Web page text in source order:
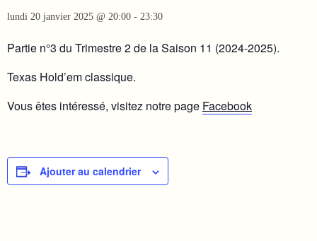
lundi 20 janvier 2025 @ 20:00 - 23:30
Partie n°3 du Trimestre 2 de la Saison 11 (2024-2025).
Texas Hold’em classique.
Vous êtes intéressé, visitez notre page Facebook
Ajouter au calendrier